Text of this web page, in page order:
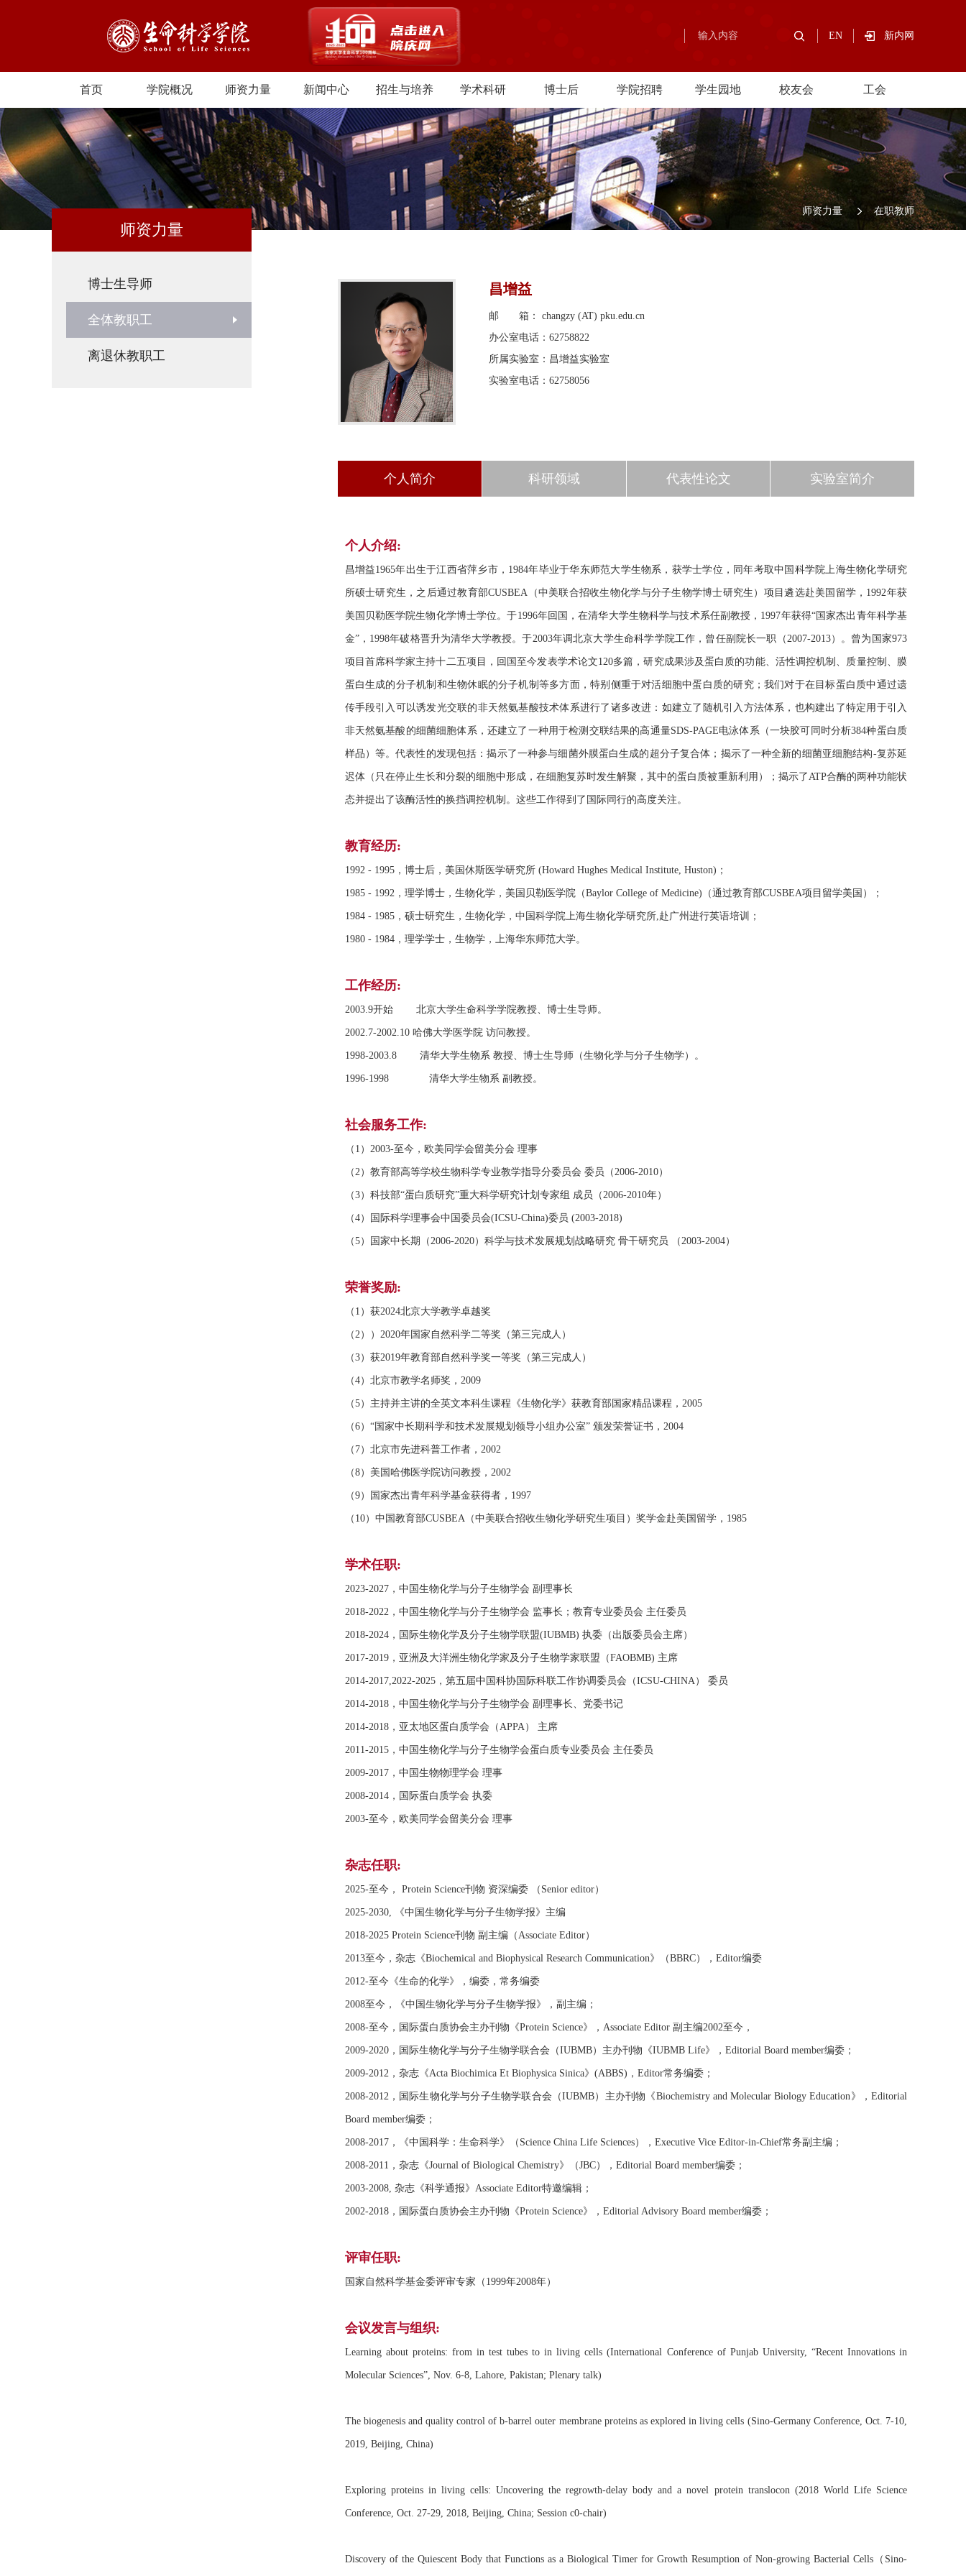
EN 新内网
首页 学院概况 师资力量 新闻中心 招生与培养 学术科研 博士后 学院招聘 学生园地 校友会 工会
师资力量 在职教师
师资力量
博士生导师
全体教职工
离退休教职工
昌增益
邮 箱： changzy (AT) pku.edu.cn
办公室电话：62758822
所属实验室：昌增益实验室
实验室电话：62758056
个人简介 科研领域 代表性论文 实验室简介
个人介绍:
昌增益1965年出生于江西省萍乡市，1984年毕业于华东师范大学生物系，获学士学位，同年考取中国科学院上海生物化学研究
所硕士研究生，之后通过教育部CUSBEA（中美联合招收生物化学与分子生物学博士研究生）项目遴选赴美国留学，1992年获
美国贝勒医学院生物化学博士学位。于1996年回国，在清华大学生物科学与技术系任副教授，1997年获得“国家杰出青年科学基
金”，1998年破格晋升为清华大学教授。于2003年调北京大学生命科学学院工作，曾任副院长一职（2007-2013）。曾为国家973
项目首席科学家主持十二五项目，回国至今发表学术论文120多篇，研究成果涉及蛋白质的功能、活性调控机制、质量控制、膜
蛋白生成的分子机制和生物休眠的分子机制等多方面，特别侧重于对活细胞中蛋白质的研究；我们对于在目标蛋白质中通过遗
传手段引入可以诱发光交联的非天然氨基酸技术体系进行了诸多改进：如建立了随机引入方法体系，也构建出了特定用于引入
非天然氨基酸的细菌细胞体系，还建立了一种用于检测交联结果的高通量SDS-PAGE电泳体系（一块胶可同时分析384种蛋白质
样品）等。代表性的发现包括：揭示了一种参与细菌外膜蛋白生成的超分子复合体；揭示了一种全新的细菌亚细胞结构-复苏延
迟体（只在停止生长和分裂的细胞中形成，在细胞复苏时发生解聚，其中的蛋白质被重新利用）；揭示了ATP合酶的两种功能状
态并提出了该酶活性的换挡调控机制。这些工作得到了国际同行的高度关注。
教育经历:
1992 - 1995，博士后，美国休斯医学研究所 (Howard Hughes Medical Institute, Huston)；
1985 - 1992，理学博士，生物化学，美国贝勒医学院（Baylor College of Medicine)（通过教育部CUSBEA项目留学美国）；
1984 - 1985，硕士研究生，生物化学，中国科学院上海生物化学研究所,赴广州进行英语培训；
1980 - 1984，理学学士，生物学，上海华东师范大学。
工作经历:
2003.9开始 北京大学生命科学学院教授、博士生导师。
2002.7-2002.10 哈佛大学医学院 访问教授。
1998-2003.8 清华大学生物系 教授、博士生导师（生物化学与分子生物学）。
1996-1998 清华大学生物系 副教授。
社会服务工作:
（1）2003-至今，欧美同学会留美分会 理事
（2）教育部高等学校生物科学专业教学指导分委员会 委员（2006-2010）
（3）科技部“蛋白质研究”重大科学研究计划专家组 成员（2006-2010年）
（4）国际科学理事会中国委员会(ICSU-China)委员 (2003-2018)
（5）国家中长期（2006-2020）科学与技术发展规划战略研究 骨干研究员 （2003-2004）
荣誉奖励:
（1）获2024北京大学教学卓越奖
（2））2020年国家自然科学二等奖（第三完成人）
（3）获2019年教育部自然科学奖一等奖（第三完成人）
（4）北京市教学名师奖，2009
（5）主持并主讲的全英文本科生课程《生物化学》获教育部国家精品课程，2005
（6）“国家中长期科学和技术发展规划领导小组办公室” 颁发荣誉证书，2004
（7）北京市先进科普工作者，2002
（8）美国哈佛医学院访问教授，2002
（9）国家杰出青年科学基金获得者，1997
（10）中国教育部CUSBEA（中美联合招收生物化学研究生项目）奖学金赴美国留学，1985
学术任职:
2023-2027，中国生物化学与分子生物学会 副理事长
2018-2022，中国生物化学与分子生物学会 监事长；教育专业委员会 主任委员
2018-2024，国际生物化学及分子生物学联盟(IUBMB) 执委（出版委员会主席）
2017-2019，亚洲及大洋洲生物化学家及分子生物学家联盟（FAOBMB) 主席
2014-2017,2022-2025，第五届中国科协国际科联工作协调委员会（ICSU-CHINA） 委员
2014-2018，中国生物化学与分子生物学会 副理事长、党委书记
2014-2018，亚太地区蛋白质学会（APPA） 主席
2011-2015，中国生物化学与分子生物学会蛋白质专业委员会 主任委员
2009-2017，中国生物物理学会 理事
2008-2014，国际蛋白质学会 执委
2003-至今，欧美同学会留美分会 理事
杂志任职:
2025-至今， Protein Science刊物 资深编委 （Senior editor）
2025-2030, 《中国生物化学与分子生物学报》主编
2018-2025 Protein Science刊物 副主编（Associate Editor）
2013至今，杂志《Biochemical and Biophysical Research Communication》（BBRC），Editor编委
2012-至今《生命的化学》，编委，常务编委
2008至今，《中国生物化学与分子生物学报》，副主编；
2008-至今，国际蛋白质协会主办刊物《Protein Science》，Associate Editor 副主编2002至今，
2009-2020，国际生物化学与分子生物学联合会（IUBMB）主办刊物《IUBMB Life》，Editorial Board member编委；
2009-2012，杂志《Acta Biochimica Et Biophysica Sinica》(ABBS)，Editor常务编委；
2008-2012，国际生物化学与分子生物学联合会（IUBMB）主办刊物《Biochemistry and Molecular Biology Education》，Editorial
Board member编委；
2008-2017，《中国科学：生命科学》（Science China Life Sciences），Executive Vice Editor-in-Chief常务副主编；
2008-2011，杂志《Journal of Biological Chemistry》（JBC），Editorial Board member编委；
2003-2008, 杂志《科学通报》Associate Editor特邀编辑；
2002-2018，国际蛋白质协会主办刊物《Protein Science》，Editorial Advisory Board member编委；
评审任职:
国家自然科学基金委评审专家（1999年2008年）
会议发言与组织:
Learning about proteins: from in test tubes to in living cells (International Conference of Punjab University, “Recent Innovations in
Molecular Sciences”, Nov. 6-8, Lahore, Pakistan; Plenary talk)
The biogenesis and quality control of b-barrel outer membrane proteins as explored in living cells (Sino-Germany Conference, Oct. 7-10,
2019, Beijing, China)
Exploring proteins in living cells: Uncovering the regrowth-delay body and a novel protein translocon (2018 World Life Science
Conference, Oct. 27-29, 2018, Beijing, China; Session c0-chair)
Discovery of the Quiescent Body that Functions as a Biological Timer for Growth Resumption of Non-growing Bacterial Cells（Sino-